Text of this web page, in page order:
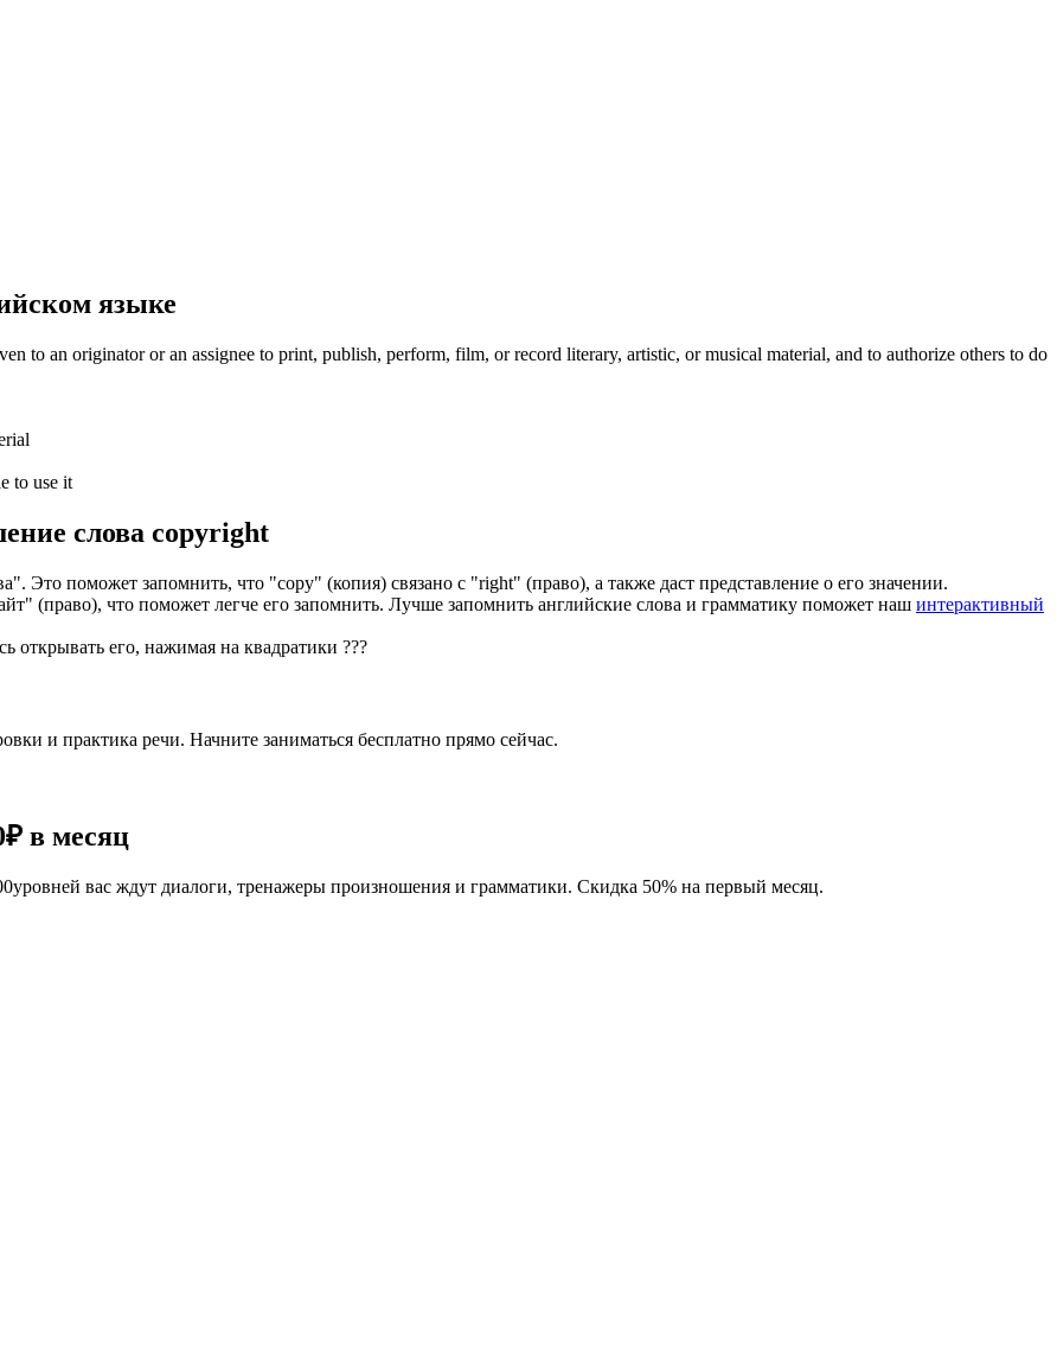
языке
to an originator or an assignee to print, publish, perform, film, or record literary, artistic, or musical material, and to authorize others to do
to use it
слова copyright
Это поможет запомнить, что "copy" (копия) связано с "right" (право), а также даст представление о его значении.
(право), что поможет легче его запомнить. Лучше запомнить английские слова и грамматику поможет наш интерактивный
открывать его, нажимая на квадратики ???
и практика речи. Начните заниматься бесплатно прямо сейчас.
в месяц
вас ждут диалоги, тренажеры произношения и грамматики. Скидка 50% на первый месяц.